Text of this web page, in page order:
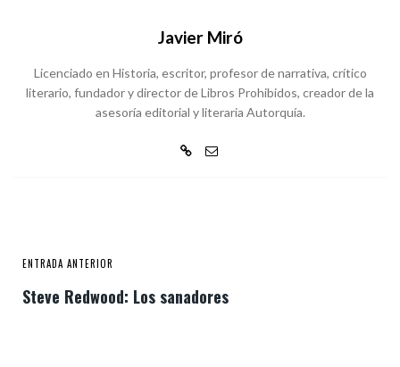
Javier Miró
Licenciado en Historia, escritor, profesor de narrativa, crítico
literario, fundador y director de Libros Prohibidos, creador de la
asesoría editorial y literaria Autorquía.
ENTRADA ANTERIOR
Steve Redwood: Los sanadores